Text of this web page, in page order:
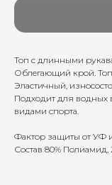
Топ с длинными
Облегающий крой.
Эластичный,
Подходит для водных
видами спорта.
Фактор защиты от УФ
Состав 80% Полиамид,